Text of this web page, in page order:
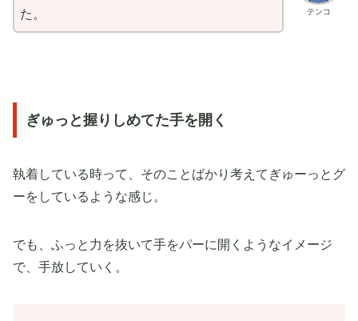
テンコ
た。
ぎゅっと握りしめてた手を開く
執着している時って、そのことばかり考えてぎゅーっとグ
ーをしているような感じ。
でも、ふっと力を抜いて手をパーに開くようなイメージ
で、手放していく。